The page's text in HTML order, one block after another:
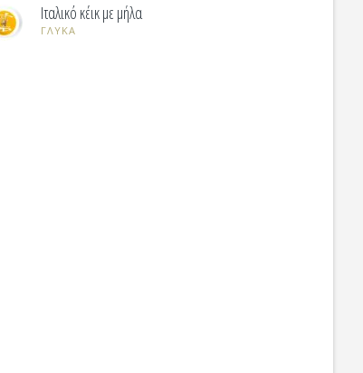
Ιταλικό κέικ με μήλα
ΓΛΥΚΑ